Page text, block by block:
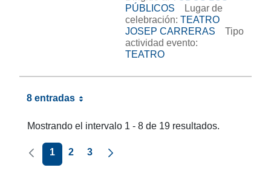
PÚBLICOS
Lugar de
celebración: TEATRO
JOSEP CARRERAS
Tipo
actividad evento:
TEATRO
8 entradas
Mostrando el intervalo 1 - 8 de 19 resultados.
Página anterior
1 2 3